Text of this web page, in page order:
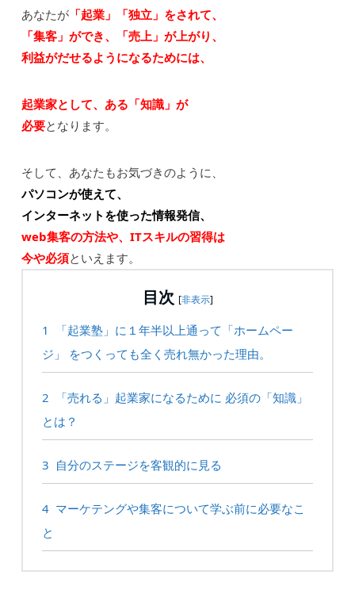
あなたが「起業」「独立」をされて、
「集客」ができ、「売上」が上がり、
利益がだせるようになるためには、
起業家として、ある「知識」が
必要となります。
そして、あなたもお気づきのように、
パソコンが使えて、
インターネットを使った情報発信、
web集客の方法や、ITスキルの習得は
今や必須といえます。
目次 [非表示]
1
「起業塾」に１年半以上通って「ホームペー
ジ」 をつくっても全く売れ無かった理由。
2
「売れる」起業家になるために 必須の「知識」
とは？
3 自分のステージを客観的に見る
4 マーケテングや集客について学ぶ前に必要なこ
と